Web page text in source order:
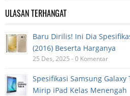
ULASAN TERHANGAT
Baru Dirilis! Ini Dia
(2016) Beserta Harganya
25 Des, 2025 - 0 Komentar
Spesifikasi Samsung
Mirip iPad Kelas Menengah